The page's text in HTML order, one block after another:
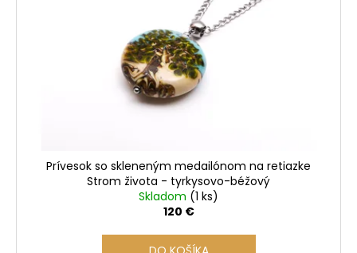
Prívesok so skleneným medailónom na retiazke
Strom života - tyrkysovo-béžový
Skladom (1 ks)
120 €